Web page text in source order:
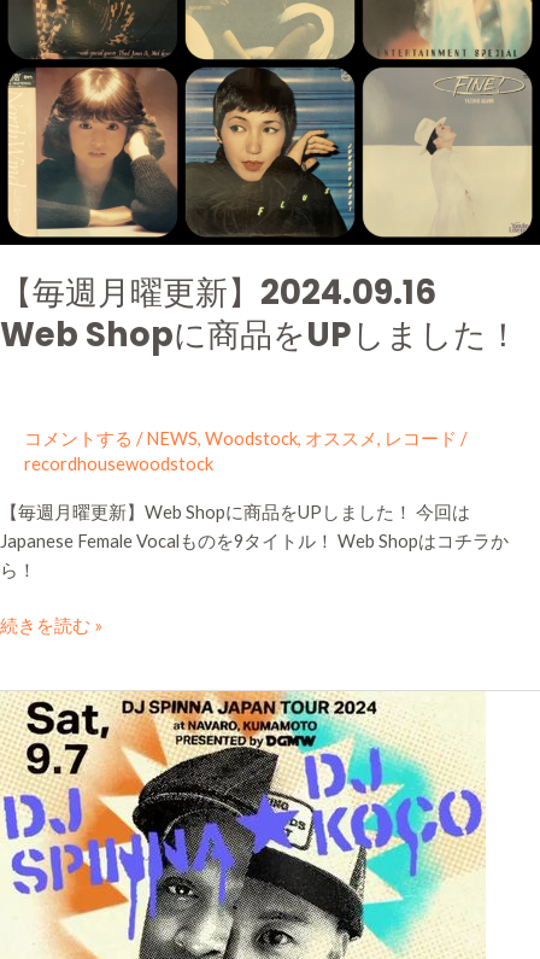
【毎週月曜更新】2024.09.16
Web Shopに商品をUPしました！
コメントする /NEWS, Woodstock, オススメ, レコード /
recordhousewoodstock
【毎週月曜更新】Web Shopに商品をUPしました！ 今回は
Japanese Female Vocalものを9タイトル！ Web Shopはコチラか
ら！
UP
し
ま
し
続きを読む »
2024.9.7
sat
DJ
SPINNA
＆
DJ
KOCO
NAVARO